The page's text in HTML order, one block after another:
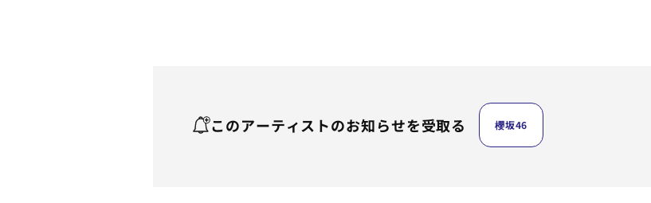
このアーティストのお知らせを受取る 櫻坂46